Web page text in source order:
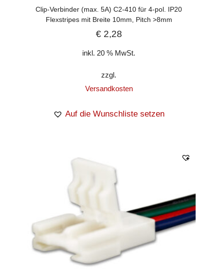
Clip-Verbinder (max. 5A) C2-410 für 4-pol. IP20
Flexstripes mit Breite 10mm, Pitch >8mm
€2,28
inkl. 20 % MwSt.
zzgl.
Versandkosten
Auf die Wunschliste setzen